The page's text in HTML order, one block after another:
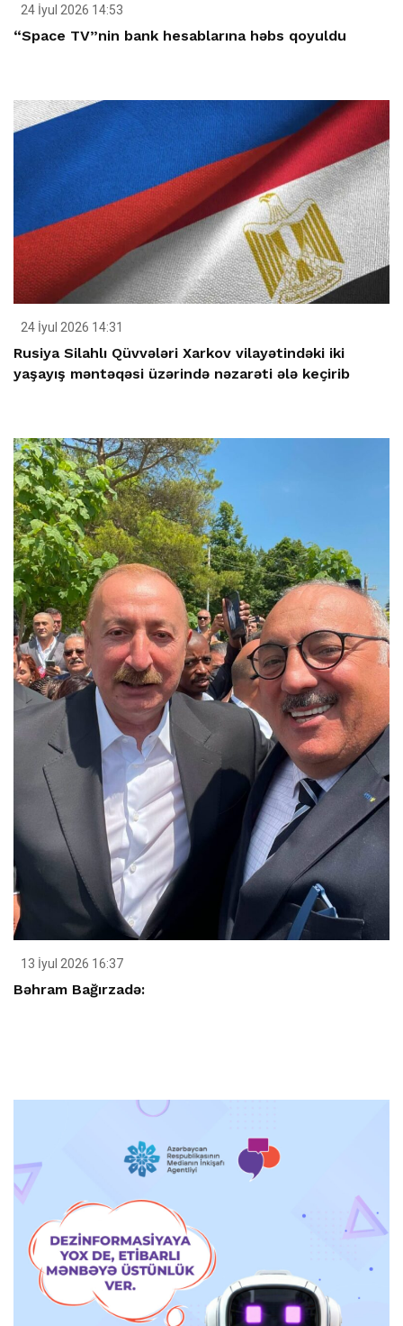
24 İyul 2026 14:53
“Space TV”nin bank hesablarına həbs qoyuldu
24 İyul 2026 14:31
Rusiya Silahlı Qüvvələri Xarkov vilayətindəki iki
yaşayış məntəqəsi üzərində nəzarəti ələ keçirib
13 İyul 2026 16:37
Bəhram Bağırzadə: